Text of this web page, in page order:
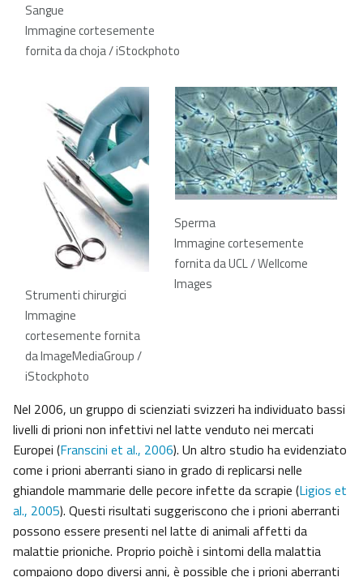
Sangue
Immagine cortesemente
fornita da choja / iStockphoto
Sperma
Immagine cortesemente
fornita da UCL / Wellcome
Images
Strumenti chirurgici
Immagine
cortesemente fornita
da ImageMediaGroup /
iStockphoto
Nel 2006, un gruppo di scienziati svizzeri ha individuato bassi
livelli di prioni non infettivi nel latte venduto nei mercati
Europei (Franscini et al., 2006). Un altro studio ha evidenziato
come i prioni aberranti siano in grado di replicarsi nelle
ghiandole mammarie delle pecore infette da scrapie (Ligios et
al., 2005). Questi risultati suggeriscono che i prioni aberranti
possono essere presenti nel latte di animali affetti da
malattie prioniche. Proprio poichè i sintomi della malattia
compaiono dopo diversi anni, è possible che i prioni aberranti